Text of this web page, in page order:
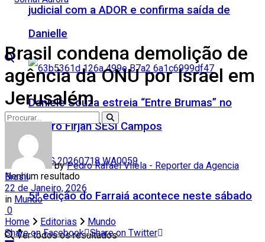
judicial com a ADOR e confirma saída de
Danielle
Daniele Souza estreia “Entre Brumas” no
Teatro Firjan SESI Campos
5ª edição do Farraiá acontece neste sábado
Cidades
Nenhum resultado
Ver todos os resultados
Brasil condena demolição de
agência da ONU por Israel em
Jerusalém
by Pedro Rafael Vilela - Reporter da Agencia
Brasil
22 de Janeiro, 2026
in Mundo
0
Home
Editorias
Mundo
Share on Facebook Share on Twitter